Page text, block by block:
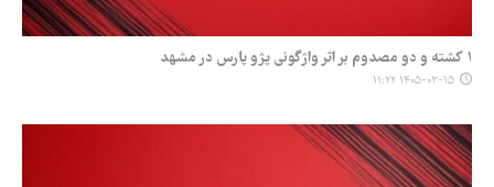
۱ کشته و دو مصدوم بر اثر واژگونی پژو پارس در مشهد
۱۴۰۵-۰۳-۱۵ ۱۱:۲۲